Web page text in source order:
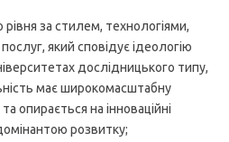
за стилем, технологіями,
який сповідує ідеологію
дослідницького типу,
має широкомасштабну
опирається на інноваційні
розвитку;